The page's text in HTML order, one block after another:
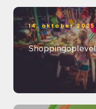
14. oktober 2025